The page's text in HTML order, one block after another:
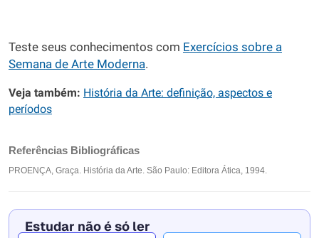
Teste seus conhecimentos com Exercícios sobre a
Semana de Arte Moderna.
Veja também: História da Arte: definição, aspectos e
períodos
Referências Bibliográficas
PROENÇA, Graça. História da Arte. São Paulo: Editora Ática, 1994.
Estudar não é só ler